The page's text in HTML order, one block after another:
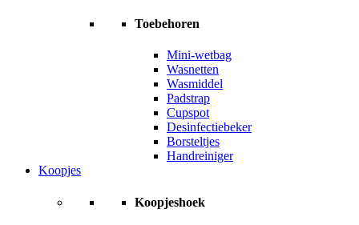
Toebehoren
Mini-wetbag
Wasnetten
Wasmiddel
Padstrap
Cupspot
Desinfectiebeker
Borsteltjes
Handreiniger
Koopjes
Koopjeshoek